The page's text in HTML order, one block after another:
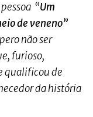
“Um
de veneno”
não ser
furioso,
qualificou de
da história